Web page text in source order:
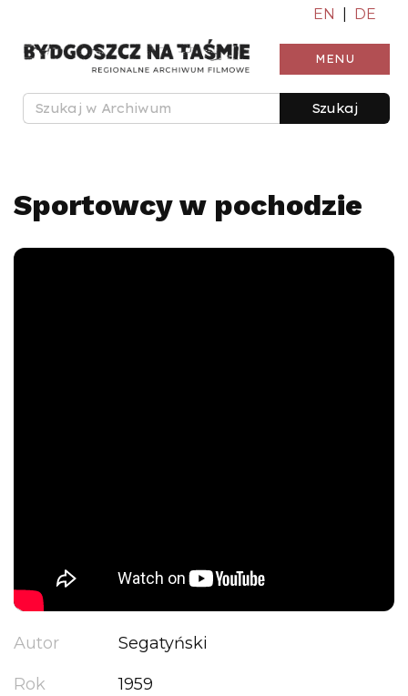
EN DE
MENU
Szukaj
Sportowcy w pochodzie
Autor Segatyński
Rok 1959